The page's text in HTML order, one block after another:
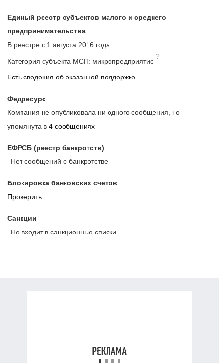
Единый реестр субъектов малого и среднего
предпринимательства
В реестре с 1 августа 2016 года
Категория субъекта МСП: микропредприятие
?
Есть сведения об оказанной поддержке
Федресурс
Компания не опубликовала ни одного сообщения, но
упомянута в 4 сообщениях
ЕФРСБ (реестр банкротств)
Нет сообщений о банкротстве
Блокировка банковских счетов
Проверить
Санкции
Не входит в санкционные списки